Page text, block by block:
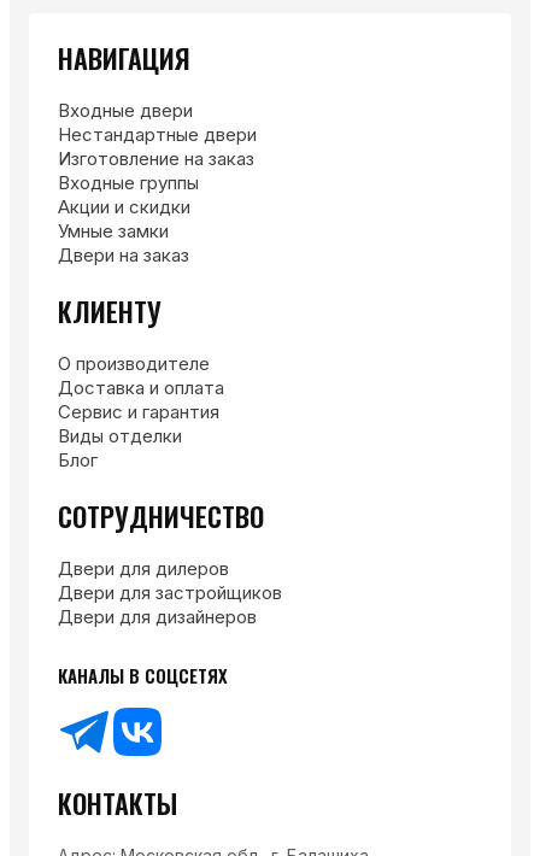
НАВИГАЦИЯ
Входные двери
Нестандартные двери
Изготовление на заказ
Входные группы
Акции и скидки
Умные замки
Двери на заказ
КЛИЕНТУ
О производителе
Доставка и оплата
Сервис и гарантия
Виды отделки
Блог
СОТРУДНИЧЕСТВО
Двери для дилеров
Двери для застройщиков
Двери для дизайнеров
КАНАЛЫ В СОЦСЕТЯХ
КОНТАКТЫ